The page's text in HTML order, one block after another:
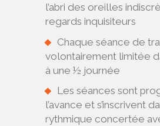
l’abri des oreilles
regards inquisiteurs
Chaque séance de
volontairement limitée
à une ½ journée
Les séances sont
l’avance et s’inscrivent
rythmique concertée